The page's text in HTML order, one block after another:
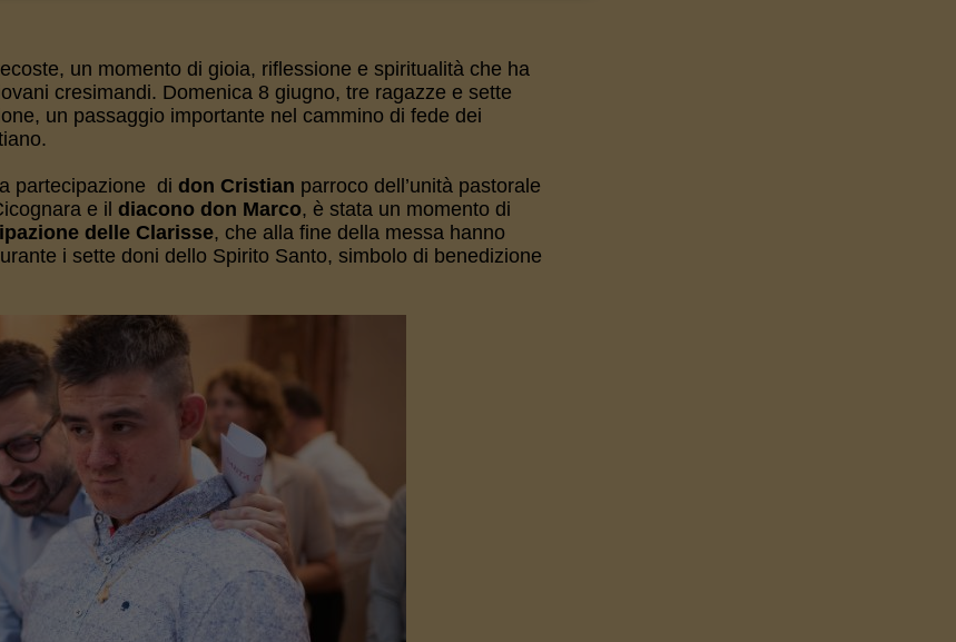
un momento di gioia, riflessione e spiritualità che ha
cresimandi. Domenica 8 giugno, tre ragazze e sette
un passaggio importante nel cammino di fede dei
partecipazione di don Cristian parroco dell’unità pastorale
e il diacono don Marco, è stata un momento di
delle Clarisse, che alla fine della messa hanno
i sette doni dello Spirito Santo, simbolo di benedizione